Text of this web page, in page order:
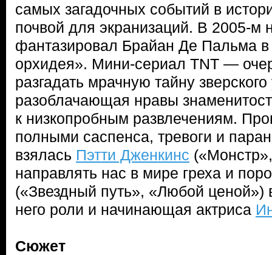
самых загадочных событий в
почвой для экранизаций. В 2005-м
фантазировал Брайан Де Пальма
орхидея». Мини-сериал TNT —
разгадать мрачную тайну
разоблачающая нравы
к низкопробным развлечениям.
полными саспенса, тревоги и
взялась Пэтти Дженкинс
направлять нас в мире греха и
(«Звездный путь», «Любой ценой»)
него роли и начинающая актриса
Сюжет